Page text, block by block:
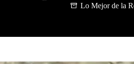
Lo Mejor de la